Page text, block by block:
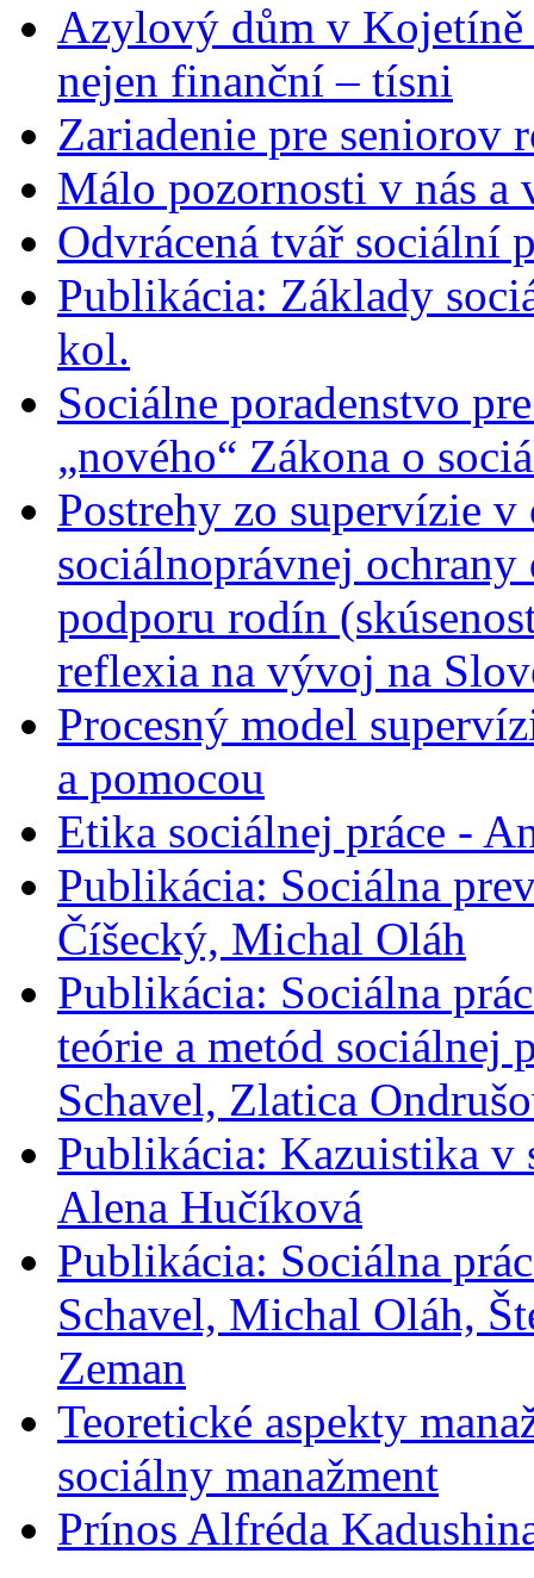
Azylový dům v Kojetíně
nejen finanční – tísni
Zariadenie pre seniorov
Málo pozornosti v nás
Odvrácená tvář sociální
Publikácia: Základy
kol.
Sociálne poradenstvo
„nového“ Zákona o
Postrehy zo supervízie
sociálnoprávnej
podporu rodín
reflexia na vývoj na
Procesný model
a pomocou
Etika sociálnej práce -
Publikácia: Sociálna
Číšecký, Michal Oláh
Publikácia: Sociálna
teórie a metód sociálnej
Schavel, Zlatica
Publikácia: Kazuistika v
Alena Hučíková
Publikácia: Sociálna
Schavel, Michal Oláh,
Zeman
Teoretické aspekty
sociálny manažment
Prínos Alfréda